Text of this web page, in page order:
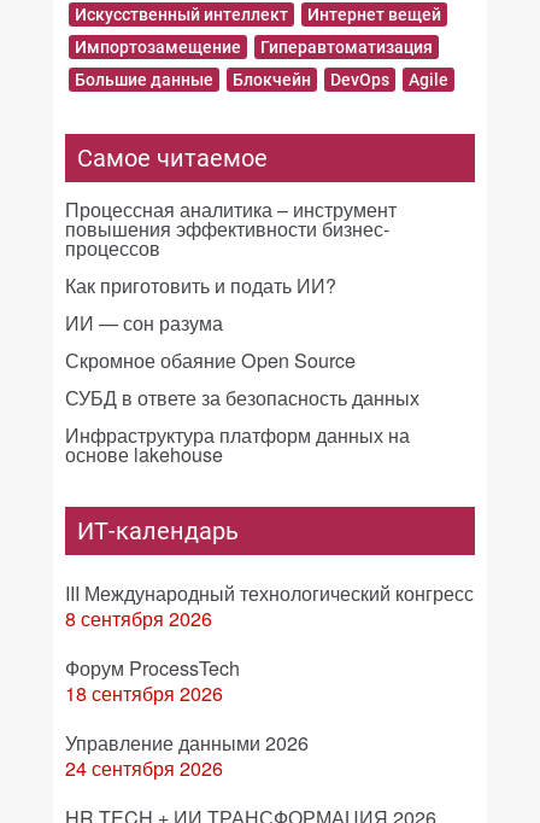
Искусственный интеллект
Интернет вещей
Импортозамещение
Гиперавтоматизация
Большие данные
Блокчейн DevOps Agile
Самое читаемое
Процессная аналитика – инструмент
повышения эффективности бизнес-
процессов
Как приготовить и подать ИИ?
ИИ — сон разума
Скромное обаяние Open Source
СУБД в ответе за безопасность данных
Инфраструктура платформ данных на
основе lakehouse
ИТ-календарь
III Международный технологический конгресс
8 сентября 2026
Форум ProcessTech
18 сентября 2026
Управление данными 2026
24 сентября 2026